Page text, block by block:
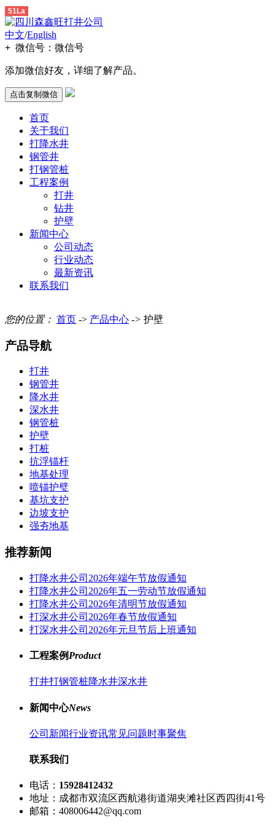
51La
中文/English
+ 微信号： 微信号
添加微信好友，详细了解产品。
点击复制微信
首页
关于我们
打降水井
钢管井
打钢管桩
工程案例
打井
钻井
护壁
新闻中心
公司动态
行业动态
最新资讯
联系我们
您的位置： 首页 -> 产品中心 -> 护壁
产品导航
打井
钢管井
降水井
深水井
钢管桩
护壁
打桩
抗浮锚杆
地基处理
喷锚护璧
基坑支护
边坡支护
强夯地基
推荐新闻
打降水井公司2026年端午节放假通知
打降水井公司2026年五一劳动节放假通知
打降水井公司2026年清明节放假通知
打深水井公司2026年春节放假通知
打深水井公司2026年元旦节后上班通知
工程案例 Product
打井打钢管桩降水井深水井
新闻中心News
公司新闻行业资讯常见问题时事聚焦
联系我们
电话： 15928412432
地址：成都市双流区西航港街道湖夹滩社区西四街41号
邮箱：408006442@qq.com